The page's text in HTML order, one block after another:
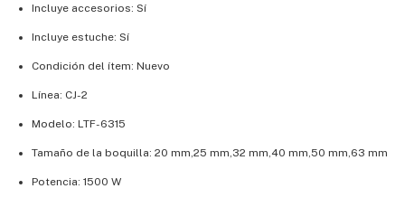
Incluye accesorios: Sí
Incluye estuche: Sí
Condición del ítem: Nuevo
Línea: CJ-2
Modelo: LTF-6315
Tamaño de la boquilla: 20 mm,25 mm,32 mm,40 mm,50 mm,63 mm
Potencia: 1500 W